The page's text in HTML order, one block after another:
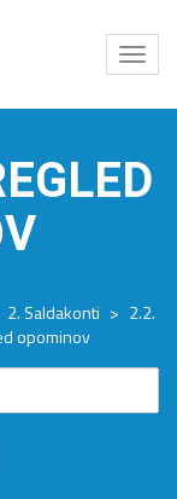
Odpri
meni
2. Saldakonti > 2.2.
opominov